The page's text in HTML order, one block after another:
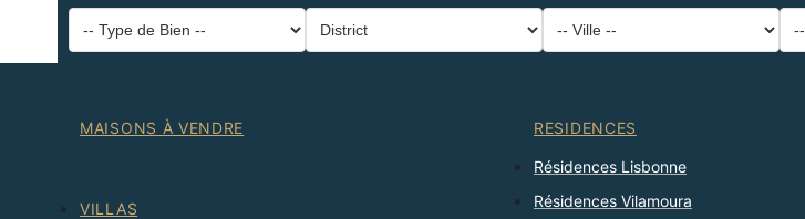
--
District
--
--
--
Trier
MAISONS À VENDRE
VILLAS
RESIDENCES
Résidences Lisbonne
Résidences Vilamoura